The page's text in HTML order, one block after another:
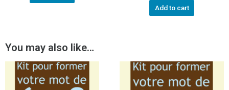
Add to cart
You may also like…